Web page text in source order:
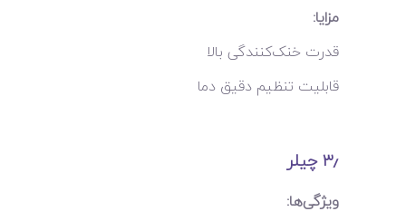
مزایا:
قدرت خنک‌کنندگی بالا
قابلیت تنظیم دقیق دما
۳٫ چیلر
ویژگی‌ها: